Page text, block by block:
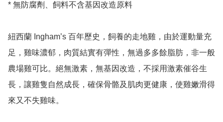
* 無防腐劑、飼料不含基因改造原料
紐西蘭 Ingham’s 百年歷史，飼養的走地雞，由於運動量充
足，雞味濃郁，肉質結實有彈性，無過多多餘脂肪，非一般
農場雞可比。絕無激素，無基因改造，不採用激素催谷生
長，讓雞隻自然成長，確保骨骼及肌肉更健康，使雞嫩滑得
來又不失雞味。